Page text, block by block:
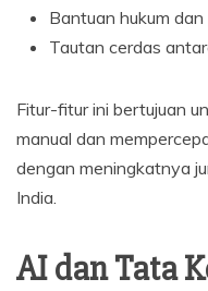
Bantuan hukum
Tautan cerdas
Fitur-fitur ini bertujuan
manual dan
dengan meningkatnya
India.
AI dan Tata